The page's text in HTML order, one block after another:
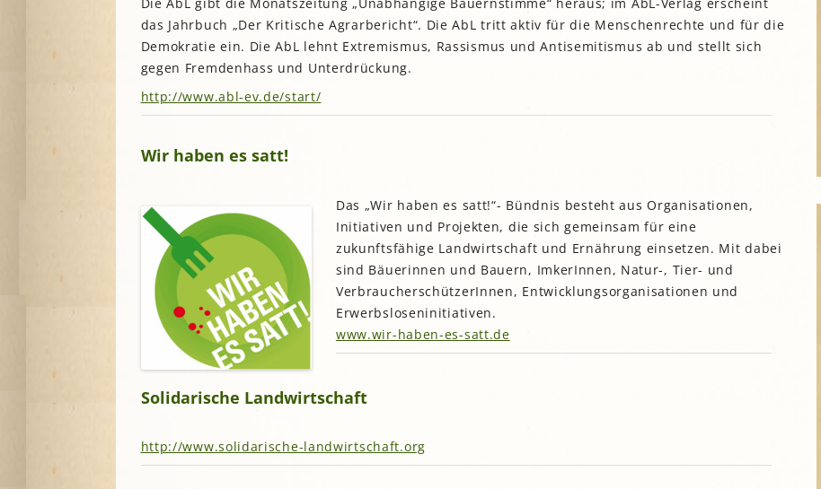
das Jahrbuch „Der Kritische Agrarbericht“. Die AbL tritt aktiv für die Menschenrechte und für die
Demokratie ein. Die AbL lehnt Extremismus, Rassismus und Antisemitismus ab und stellt sich
gegen Fremdenhass und Unterdrückung.
http://www.abl-ev.de/start/
Wir haben es satt!
Das „Wir haben es satt!“- Bündnis besteht aus Organisationen,
Initiativen und Projekten, die sich gemeinsam für eine
zukunftsfähige Landwirtschaft und Ernährung einsetzen. Mit dabei
sind Bäuerinnen und Bauern, ImkerInnen, Natur-, Tier- und
VerbraucherschützerInnen, Entwicklungsorganisationen und
Erwerbsloseninitiativen.
www.wir-haben-es-satt.de
Solidarische Landwirtschaft
http://www.solidarische-landwirtschaft.org